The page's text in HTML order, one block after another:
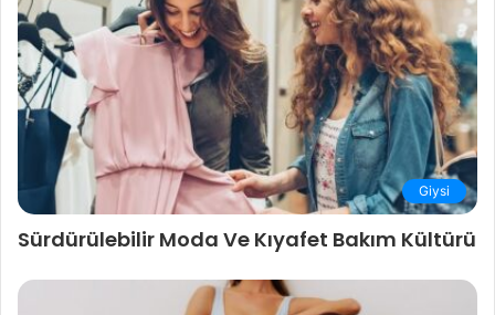
Giysi
Sürdürülebilir Moda Ve Kıyafet Bakım Kültürü